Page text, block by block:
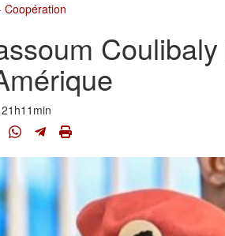
Coopération